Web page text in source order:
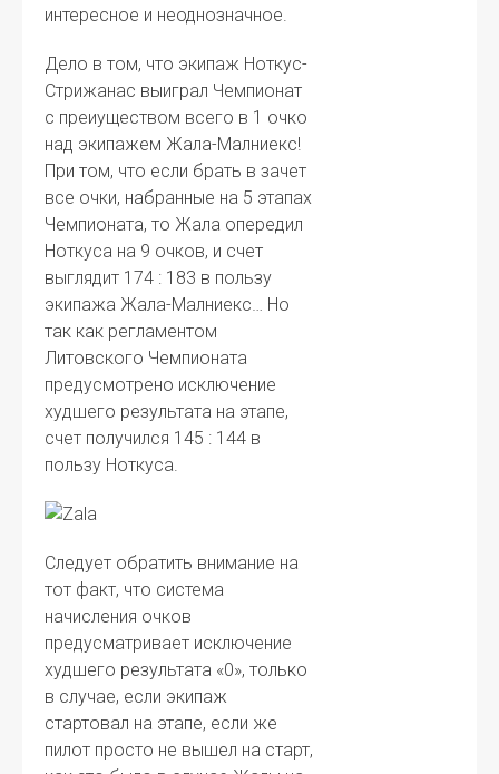
интересное и неоднозначное.
Дело в том, что экипаж Ноткус-
Стрижанас выиграл Чемпионат
с преиуществом всего в 1 очко
над экипажем Жала-Малниекс!
При том, что если брать в зачет
все очки, набранные на 5 этапах
Чемпионата, то Жала опередил
Ноткуса на 9 очков, и счет
выглядит 174 : 183 в пользу
экипажа Жала-Малниекс… Но
так как регламентом
Литовского Чемпионата
предусмотрено исключение
худшего результата на этапе,
счет получился 145 : 144 в
пользу Ноткуса.
Следует обратить внимание на
тот факт, что система
начисления очков
предусматривает исключение
худшего результата «0», только
в случае, если экипаж
стартовал на этапе, если же
пилот просто не вышел на старт,